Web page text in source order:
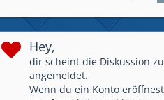
Hey,
dir scheint die Diskussion
angemeldet.
Wenn du ein Konto